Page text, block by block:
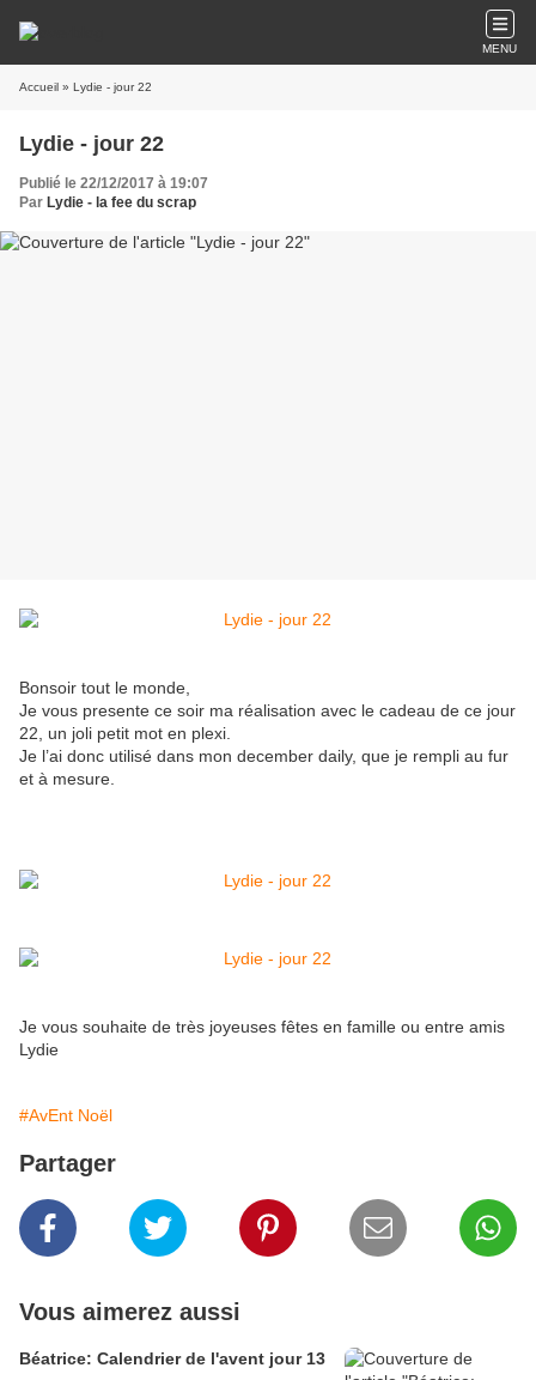
MENU
Accueil » Lydie - jour 22
Lydie - jour 22
Publié le 22/12/2017 à 19:07
Par Lydie - la fee du scrap
Bonsoir tout le monde,
Je vous presente ce soir ma réalisation avec le cadeau de ce jour
22, un joli petit mot en plexi.
Je l’ai donc utilisé dans mon december daily, que je rempli au fur
et à mesure.
Je vous souhaite de très joyeuses fêtes en famille ou entre amis
Lydie
#AvEnt Noël
Partager
Vous aimerez aussi
Béatrice: Calendrier de l'avent jour 13